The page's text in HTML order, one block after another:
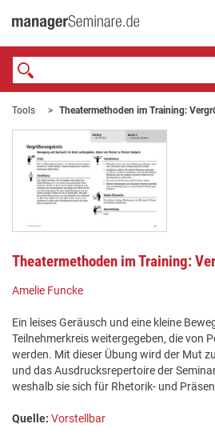
Tools Theatermethoden im Training:
Theatermethoden im Training:
Amelie Funcke
Ein leises Geräusch und eine kleine
Teilnehmerkreis weitergegeben, die von
werden. Mit dieser Übung wird der Mut
und das Ausdrucksrepertoire der
weshalb sie sich für Rhetorik- und
Quelle: Vorstellbar